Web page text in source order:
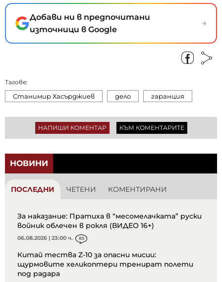
Добави ни в предпочитани
източници в Google
→
Тагове:
Станимир Хасърджиев дело гаранция
НАПИШИ КОМЕНТАР КЪМ КОМЕНТАРИТЕ
НОВИНИ
ПОСЛЕДНИ ЧЕТЕНИ КОМЕНТИРАНИ
За наказание: Пратиха в “месомелачката” руски
войник облечен в рокля (ВИДЕО 16+)
06.08.2026 | 23:00 ч. 85
Китай тества Z-10 за опасни мисии:
щурмовите хеликоптери тренират полети
под радара